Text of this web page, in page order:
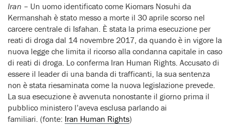
Iran – Un uomo identificato come Kiomars Nosuhi da
Kermanshah è stato messo a morte il 30 aprile scorso nel
carcere centrale di Isfahan. È stata la prima esecuzione per
reati di droga dal 14 novembre 2017, da quando è in vigore la
nuova legge che limita il ricorso alla condanna capitale in caso
di reati di droga. Lo conferma Iran Human Rights. Accusato di
essere il leader di una banda di trafficanti, la sua sentenza
non è stata riesaminata come la nuova legislazione prevede.
La sua esecuzione è avvenuta nonostante il giorno prima il
pubblico ministero l’aveva esclusa parlando ai
familiari. (fonte: Iran Human Rights)